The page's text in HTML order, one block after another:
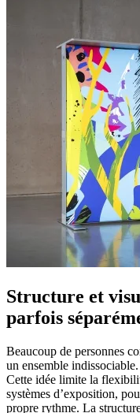
Structure et
parfois
Beaucoup de personnes
un ensemble
Cette idée limite la
systèmes d’exposition,
propre rythme. La